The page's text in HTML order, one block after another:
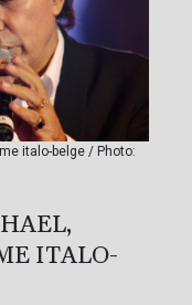
italo-belge / Photo:
ITALO-